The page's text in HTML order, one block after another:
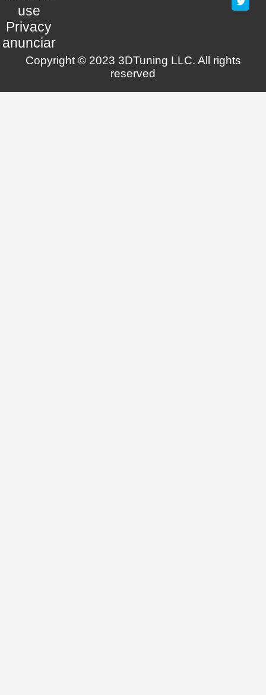
use
Privacy
anunciar
Copyright © 2023 3DTuning LLC. All rights
reserved